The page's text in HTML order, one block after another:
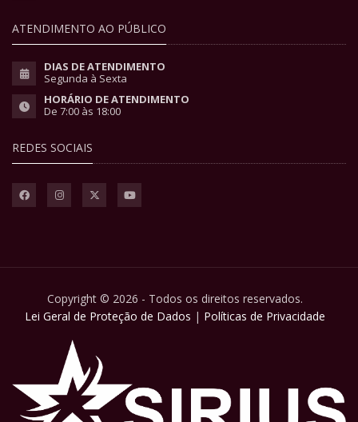
ATENDIMENTO AO PÚBLICO
DIAS DE ATENDIMENTO
Segunda à Sexta
HORÁRIO DE ATENDIMENTO
De 7:00 às 18:00
REDES SOCIAIS
Copyright © 2026 - Todos os direitos reservados.
Lei Geral de Proteção de Dados | Políticas de Privacidade